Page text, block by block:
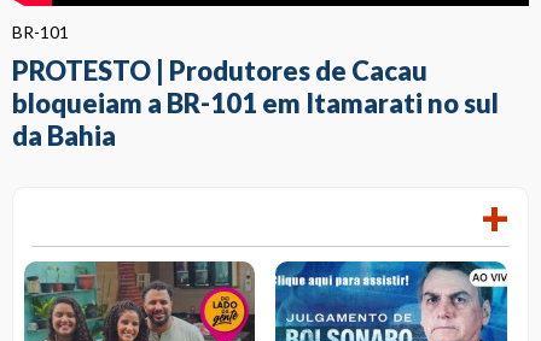
BR-101
PROTESTO | Produtores de Cacau
bloqueiam a BR-101 em Itamarati no sul
da Bahia
+